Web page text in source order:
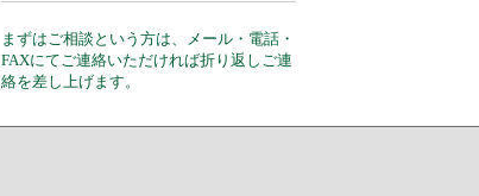
まずはご相談という方は、メール・電話・
FAXにてご連絡いただければ折り返しご連
絡を差し上げます。